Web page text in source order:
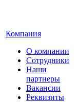
Компания
О компании
Сотрудники
Наши
партнеры
Вакансии
Реквизиты